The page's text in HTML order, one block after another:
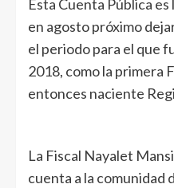
Esta Cuenta Pública
en agosto próximo
el periodo para el que
2018, como la primera
entonces naciente
La Fiscal Nayalet
cuenta a la comunidad